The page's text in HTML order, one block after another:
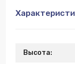
Высота: